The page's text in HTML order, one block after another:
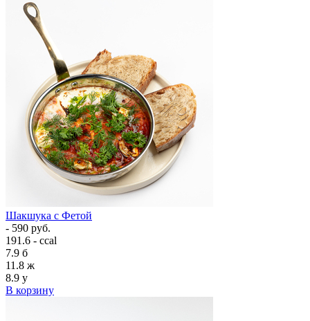
Шакшука с Фетой
- 590 руб.
191.6 - ccal
7.9 б
11.8 ж
8.9 у
В корзину